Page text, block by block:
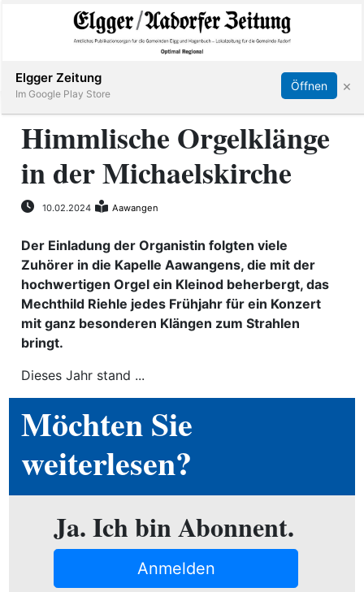
Elgg
Aadorf
Hagenbuch
E-
Paper
App
Abonnieren Online Anmelden Anmelden
Himmlische Orgelklänge
in der Michaelskirche
10.02.2024 Aawangen
Der Einladung der Organistin folgten viele
Zuhörer in die Kapelle Aawangens, die mit der
hochwertigen Orgel ein Kleinod beherbergt, das
Mechthild Riehle jedes Frühjahr für ein Konzert
mit ganz besonderen Klängen zum Strahlen
bringt.
Dieses Jahr stand ...
Möchten Sie
weiterlesen?
Ja. Ich bin Abonnent.
Anmelden
Elgger Zeitung
Im Google Play Store
Öffnen ×